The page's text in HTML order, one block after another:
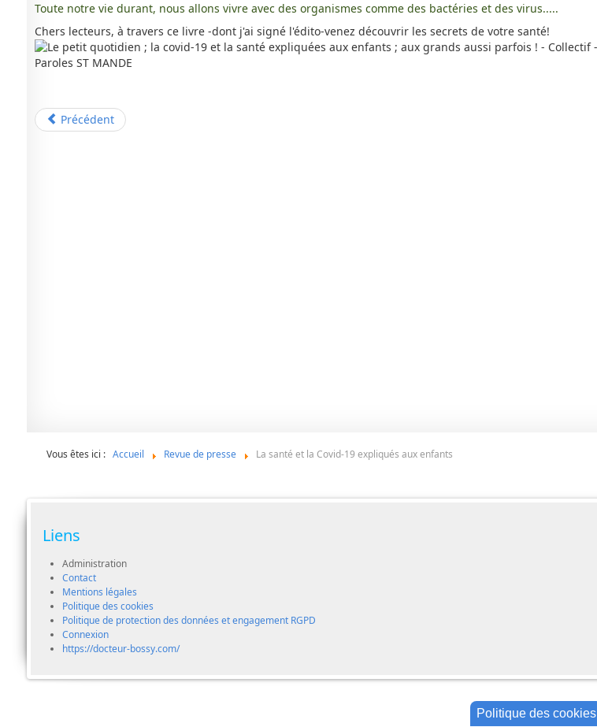
Politique des cookies
Toute notre vie durant, nous allons vivre avec des organismes comme des bactéries et des virus.....
Chers lecteurs, à travers ce livre -dont j'ai signé l'édito-venez découvrir les secrets de votre santé!
Précédent
Vous êtes ici : Accueil Revue de presse La santé et la Covid-19 expliqués aux enfants
Liens
Administration
Contact
Mentions légales
Politique des cookies
Politique de protection des données et engagement RGPD
Connexion
https://docteur-bossy.com/